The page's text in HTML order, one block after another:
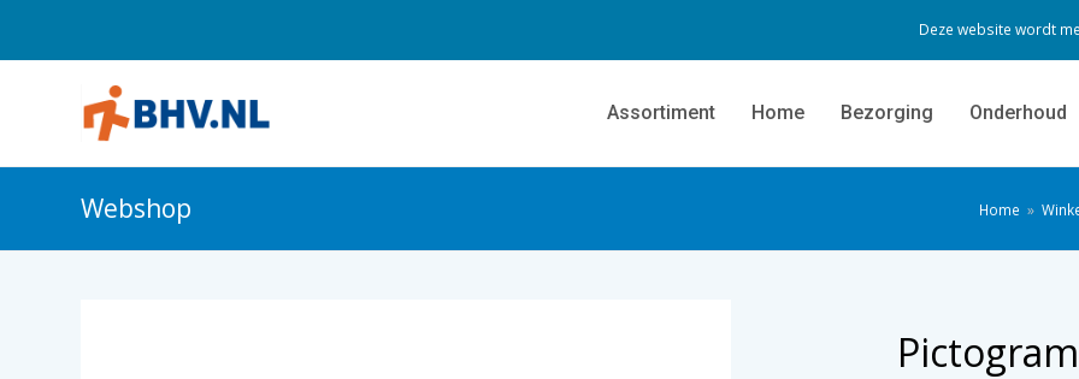
Deze website wordt
Assortiment Home Bezorging Onderhoud
Webshop Home »